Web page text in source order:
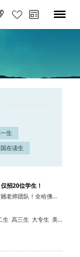
生
在读生
招20位学生！
老师团队！全哈佛人
生 高三生 大专生 美